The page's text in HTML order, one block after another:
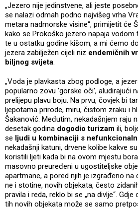
„Jezero nije jedinstvene, ali jeste
se nalazi odmah podno najvišeg vrha
metara nadmorske visine“, primijetit će
kako se Prokoško jezero napaja vodom
te u ostatku godine kišom, a mi ćemo
jezera zabilježen cijeli niz endemičnih
biljnog svijeta.
„Voda je plavkasta zbog podloge, a
popularno zovu 'gorske oči', aludirajući
prelijepu plavu boju. Na prvu, čovjek bi
ljepotama prirode, miru, čistom zraku i
Šakanović. Međutim, nekadašnjem raju
desetak godina dogodio turizam ili,
se ljudi u kombinaciji s
nekadašnji katuni, drvene kolibe kakve
koristili ljeti kada bi na ovom mjestu
masovno preuređeni u ugostiteljske
apartmane, a pored njih je izgrađeno na
ne i stotine, novih objekata, često
pravila i reda, reklo bi se „na divlje“.
tih novih objekata može se samo